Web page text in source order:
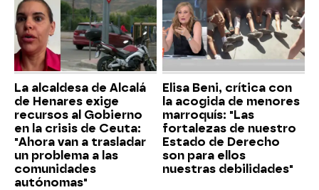
La alcaldesa de Alcalá
de Henares exige
recursos al Gobierno
en la crisis de Ceuta:
"Ahora van a trasladar
un problema a las
comunidades
autónomas"
Elisa Beni, crítica con
la acogida de menores
marroquís: "Las
fortalezas de nuestro
Estado de Derecho
son para ellos
nuestras debilidades"